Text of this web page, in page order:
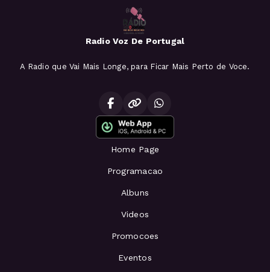
Radio Voz De Portugal
A Radio que Vai Mais Longe, para Ficar Mais Perto de Voce.
Home Page
Programacao
Albuns
Videos
Promocoes
Eventos